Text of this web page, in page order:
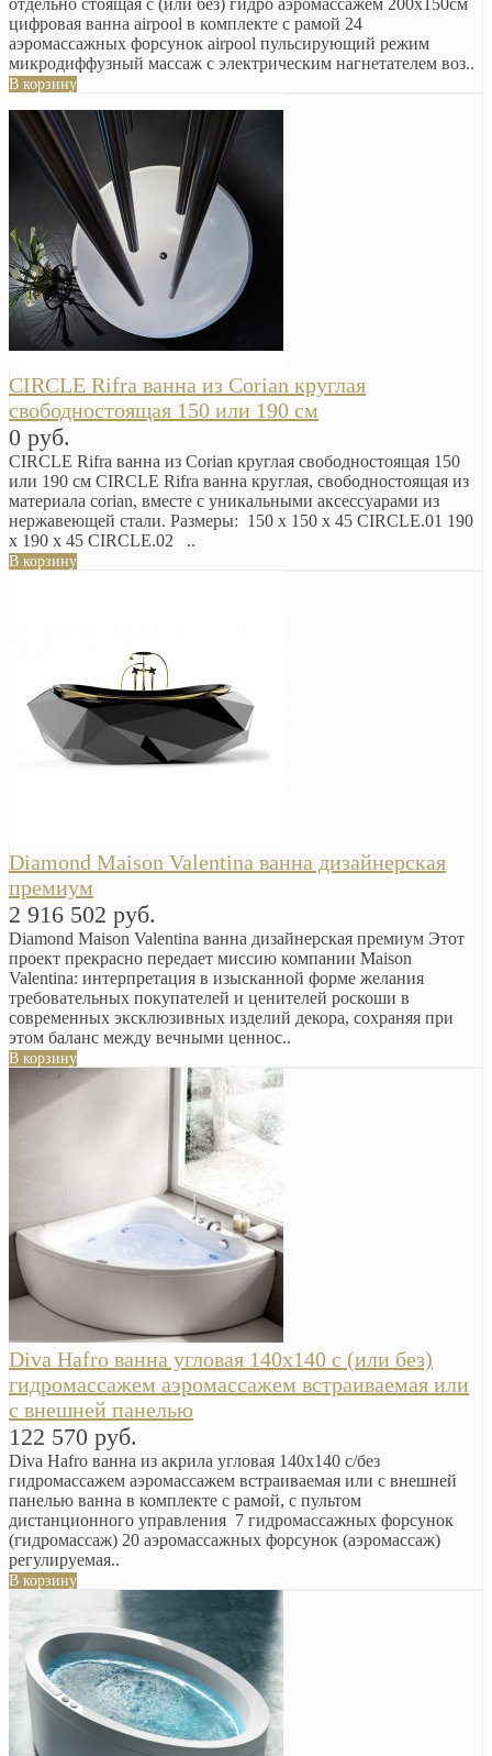
отдельно стоящая с (или без) гидро аэромассажем 200х150см
цифровая ванна airpool в комплекте с рамой 24
аэромассажных форсунок airpool пульсирующий режим
микродиффузный массаж с электрическим нагнетателем воз..
В корзину
CIRCLE Rifra ванна из Corian круглая
свободностоящая 150 или 190 см
0 руб.
CIRCLE Rifra ванна из Corian круглая свободностоящая 150
или 190 см CIRCLE Rifra ванна круглая, свободностоящая из
материала corian, вместе с уникальными аксессуарами из
нержавеющей стали. Размеры: 150 х 150 х 45 CIRCLE.01 190
х 190 х 45 CIRCLE.02 ..
В корзину
Diamond Maison Valentina ванна дизайнерская
премиум
2 916 502 руб.
Diamond Maison Valentina ванна дизайнерская премиум Этот
проект прекрасно передает миссию компании Maison
Valentina: интерпретация в изысканной форме желания
требовательных покупателей и ценителей роскоши в
современных эксклюзивных изделий декора, сохраняя при
этом баланс между вечными ценнос..
В корзину
Diva Hafro ванна угловая 140х140 с (или без)
гидромассажем аэромассажем встраиваемая или
с внешней панелью
122 570 руб.
Diva Hafro ванна из акрила угловая 140х140 с/без
гидромассажем аэромассажем встраиваемая или с внешней
панелью ванна в комплекте с рамой, с пультом
дистанционного управления 7 гидромассажных форсунок
(гидромассаж) 20 аэромассажных форсунок (аэромассаж)
регулируемая..
В корзину